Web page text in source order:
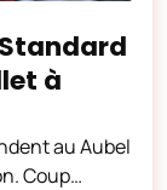
à
au Aubel